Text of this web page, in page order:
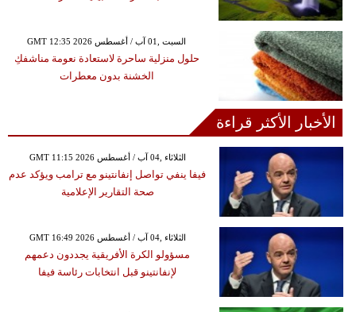
GMT 12:35 2026 السبت ,01 آب / أغسطس
حلول منزلية ساحرة لاستعادة نعومة مناشفكِ
الخشنة بدون معطرات
الأخبار الأكثر قراءة
GMT 11:15 2026 الثلاثاء ,04 آب / أغسطس
فيفا ينفي تواصل إنفانتينو مع ترامب ويؤكد عدم
صحة التقارير الإعلامية
GMT 16:49 2026 الثلاثاء ,04 آب / أغسطس
مسؤولو الكرة الأفريقية يجددون دعمهم
لإنفانتينو قبل انتخابات رئاسة فيفا